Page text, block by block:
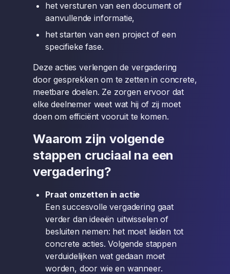
het versturen van een document of
aanvullende informatie,
het starten van een project of een
specifieke fase.
Deze acties verlengen de vergadering
door gesprekken om te zetten in concrete,
meetbare doelen. Ze zorgen ervoor dat
elke deelnemer weet wat hij of zij moet
doen om efficiënt vooruit te komen.
Waarom zijn volgende
stappen cruciaal na een
vergadering?
Praat omzetten in actie
Een succesvolle vergadering gaat
verder dan ideeën uitwisselen of
besluiten nemen: het moet leiden tot
concrete acties. Volgende stappen
verduidelijken wat gedaan moet
worden, door wie en wanneer.